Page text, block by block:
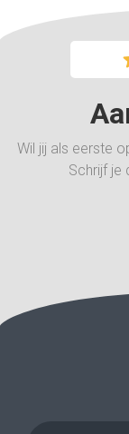
Wil jij als eerste
Schrijf je